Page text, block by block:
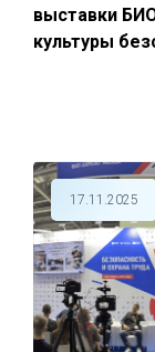
выставки
культуры
17.11.2025